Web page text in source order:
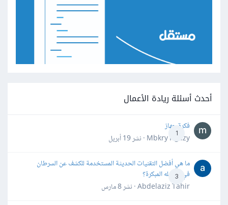
أحدث أسئلة ريادة الأعمال
1
فكرة جهاز
Mbkry Hgazy · نشر
19 أبريل
3
ما هي أفضل التقنيات الحديثة المستخدمة للكشف عن السرطان
في مراحله المبكرة؟
Abdelaziz Tahir · نشر
8 مارس